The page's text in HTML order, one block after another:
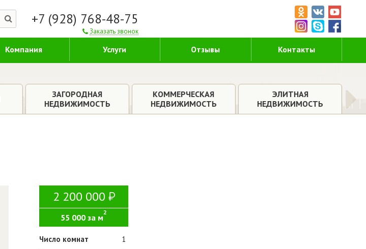
+7 (928) 768-48-75
Заказать звонок
Компания Услуги Отзывы Контакты
ЗАГОРОДНАЯ
НЕДВИЖИМОСТЬ
КОММЕРЧЕСКАЯ
НЕДВИЖИМОСТЬ
ЭЛИТНАЯ
НЕДВИЖИМОСТЬ
2 200 000
55 000 за м
2
Число комнат
1